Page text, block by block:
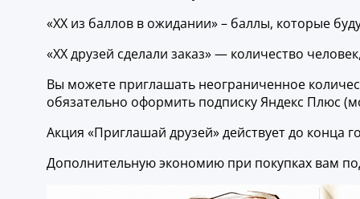
«XX из баллов в ожидании» – баллы, которые
«XX друзей сделали заказ» — количество
Вы можете приглашать неограниченное
обязательно оформить подписку Яндекс Плюс
Акция «Приглашай друзей» действует до конца
Дополнительную экономию при покупках вам